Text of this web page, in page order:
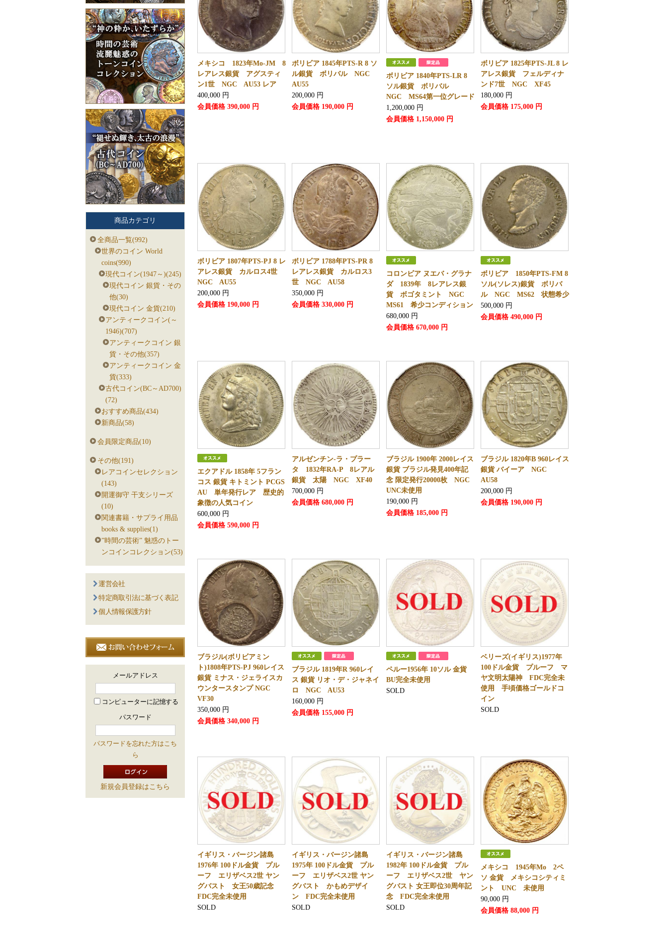
メキシコ 1823年Mo-JM 8
レアレス銀貨 アグスティ
ン1世 NGC AU53 レア
400,000 円
会員価格 390,000 円
ボリビア 1845年PTS-R 8 ソ
ル銀貨 ボリバル NGC
AU55
200,000 円
会員価格 190,000円
ボリビア 1840年PTS-LR 8
ソル銀貨 ボリバル
NGC MS64第一位グレード
1,200,000 円
会員価格 1,150,000円
ボリビア 1825年PTS-JL 8 レ
アレス銀貨 フェルディナ
ンド7世 NGC XF45
180,000 円
会員価格 175,000円
ボリビア 1807年PTS-PJ 8 レ
アレス銀貨 カルロス4世
NGC AU55
200,000 円
会員価格 190,000 円
ボリビア 1788年PTS-PR 8
レアレス銀貨 カルロス3
世 NGC AU58
350,000 円
会員価格 330,000円
コロンビア ヌエバ・グラナ
ダ 1839年 8レアレス銀
貨 ボゴタミント NGC
MS61 希少コンディション
680,000 円
会員価格 670,000円
ボリビア 1850年PTS-FM 8
ソル(ソレス)銀貨 ボリバ
ル NGC MS62 状態希少
500,000 円
会員価格 490,000円
エクアドル 1858年 5フラン
コス 銀貨 キトミント PCGS
AU 単年発行レア 歴史的
象徴の人気コイン
600,000 円
会員価格 590,000 円
アルゼンチン-ラ・プラー
タ 1832年RA-P 8レアル
銀貨 太陽 NGC XF40
700,000 円
会員価格 680,000円
ブラジル 1900年 2000レイス
銀貨 ブラジル発見400年記
念 限定発行20000枚 NGC
UNC未使用
190,000 円
会員価格 185,000円
ブラジル 1820年B 960レイス
銀貨 バイーア NGC
AU58
200,000 円
会員価格 190,000円
ブラジル(ボリビアミン
ト)1808年PTS-PJ 960レイス
銀貨 ミナス・ジェライスカ
ウンタースタンプ NGC
VF30
350,000 円
会員価格 340,000 円
ブラジル 1819年R 960レイ
ス 銀貨 リオ・デ・ジャネイ
ロ NGC AU53
160,000 円
会員価格 155,000円
ペルー1956年 10ソル 金貨
BU完全未使用
SOLD
ベリーズ(イギリス)1977年
100ドル金貨 プルーフ マ
ヤ文明太陽神 FDC完全未
使用 手頃価格ゴールドコ
イン
SOLD
イギリス・バージン諸島
1976年 100ドル金貨 プル
ーフ エリザベス2世 ヤン
グバスト 女王50歳記念
FDC完全未使用
SOLD
イギリス・バージン諸島
1975年 100ドル金貨 プル
ーフ エリザベス2世 ヤン
グバスト かもめデザイ
ン FDC完全未使用
SOLD
イギリス・バージン諸島
1982年 100ドル金貨 プル
ーフ エリザベス2世 ヤン
グバスト 女王即位30周年記
念 FDC完全未使用
SOLD
メキシコ 1945年Mo 2ペ
ソ 金貨 メキシコシティミ
ント UNC 未使用
90,000 円
会員価格 88,000円
商品カテゴリ
全商品一覧(992)
世界のコイン World
coins(990)
現代コイン(1947～)(245)
現代コイン 銀貨・その
他(30)
現代コイン 金貨(210)
アンティークコイン(～
1946)(707)
アンティークコイン 銀
貨・その他(357)
アンティークコイン 金
貨(333)
古代コイン(BC～AD700)
(72)
おすすめ商品(434)
新商品(58)
会員限定商品(10)
その他(191)
レアコインセレクション
(143)
開運御守 干支シリーズ
(10)
関連書籍・サプライ用品
books & supplies(1)
”時間の芸術” 魅惑のトー
ンコインコレクション(53)
運営会社
特定商取引法に基づく表記
個人情報保護方針
メールアドレス
コンピューターに記憶する
パスワード
パスワードを忘れた方はこち
ら
新規会員登録はこちら